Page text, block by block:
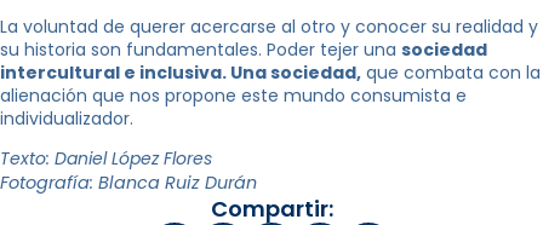
La voluntad de querer acercarse al otro y conocer su realidad y
su historia son fundamentales. Poder tejer una sociedad
intercultural e inclusiva. Una sociedad, que combata con la
alienación que nos propone este mundo consumista e
individualizador.
Texto: Daniel López Flores
Fotografía: Blanca Ruiz Durán
Compartir: